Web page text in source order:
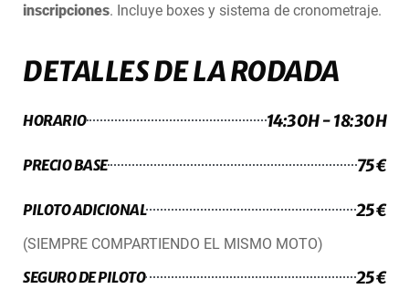
inscripciones. Incluye boxes y sistema de cronometraje.
DETALLES DE LA RODADA
HORARIO 14:30H - 18:30H
PRECIO BASE 75€
PILOTO ADICIONAL 25€
(SIEMPRE COMPARTIENDO EL MISMO MOTO)
SEGURO DE PILOTO 25€